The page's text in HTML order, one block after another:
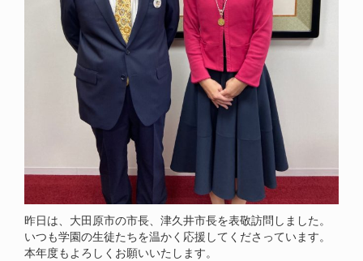
昨日は、大田原市の市長、津久井市長を表敬訪問しました。
いつも学園の生徒たちを温かく応援してくださっています。
本年度もよろしくお願いいたします。